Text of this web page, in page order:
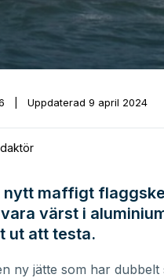
Uppdaterad 9 april 2024
nytt maffigt
värst i
ut att testa.
ny jätte som har